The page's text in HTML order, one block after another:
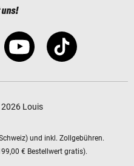
Louis
und inkl. Zollgebühren.
€ Bestellwert gratis).